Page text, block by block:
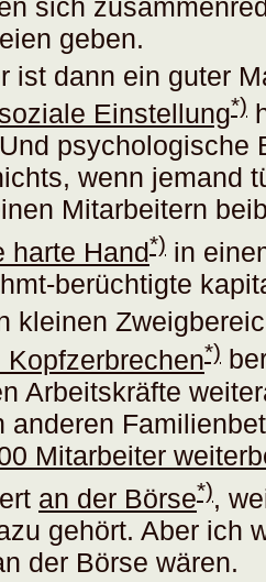
sich
geben.
ist dann ein guter
Einstellung*)
psychologische
wenn jemand
Mitarbeitern
harte Hand*) in
berüchtigte
kleinen
Kopfzerbrechen*)
Arbeitskräfte
anderen
Mitarbeiter
an der Börse*),
gehört. Aber ich
der Börse wären.